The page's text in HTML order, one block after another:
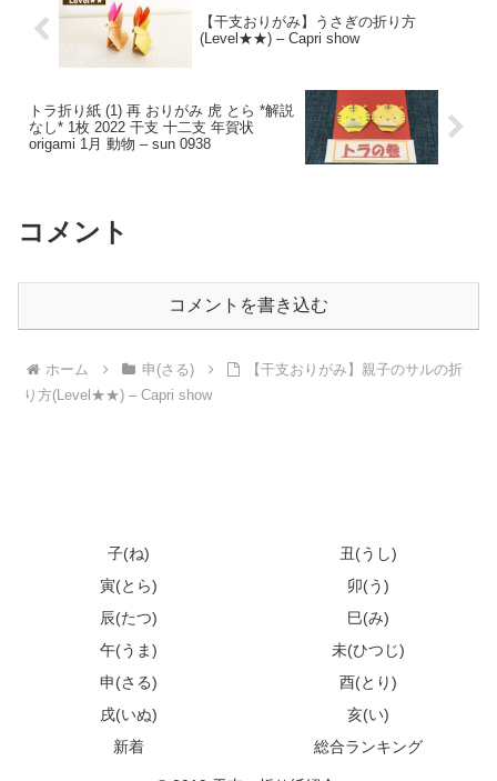
【干支おりがみ】うさぎの折り方
(Level★★) – Capri show
トラ折り紙 (1) 再 おりがみ 虎 とら *解説
なし* 1枚 2022 干支 十二支 年賀状
origami 1月 動物 – sun 0938
コメント
コメントを書き込む
ホーム 申(さる)
【干支おりがみ】親子のサルの折
り方(Level★★) – Capri show
子(ね)
丑(うし)
寅(とら)
卯(う)
辰(たつ)
巳(み)
午(うま)
未(ひつじ)
申(さる)
酉(とり)
戌(いぬ)
亥(い)
新着
総合ランキング